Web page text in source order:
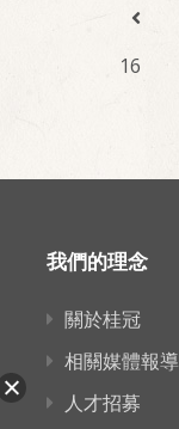
16
我們的理念
關於桂冠
相關媒體報導
人才招募